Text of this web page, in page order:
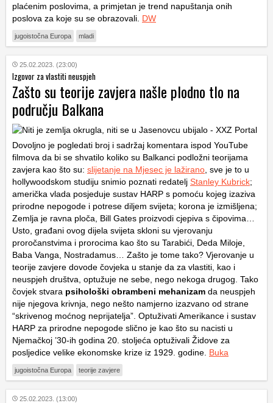
plaćenim poslovima, a primjetan je trend napuštanja onih
poslova za koje su se obrazovali. DW
jugoistočna Europa mladi
25.02.2023. (23:00)
Izgovor za vlastiti neuspjeh
Zašto su teorije zavjera našle plodno tlo na
području Balkana
Dovoljno je pogledati broj i sadržaj komentara ispod YouTube
filmova da bi se shvatilo koliko su Balkanci podložni teorijama
zavjera kao što su: slijetanje na Mjesec je lažirano , sve je to u
hollywoodskom studiju snimio poznati redatelj Stanley Kubrick;
američka vlada posjeduje sustav HARP s pomoću kojeg izaziva
prirodne nepogode i potrese diljem svijeta; korona je izmišljena;
Zemlja je ravna ploča, Bill Gates proizvodi cjepiva s čipovima…
Usto, građani ovog dijela svijeta skloni su vjerovanju
proročanstvima i prorocima kao što su Tarabići, Deda Miloje,
Baba Vanga, Nostradamus… Zašto je tome tako? Vjerovanje u
teorije zavjere dovode čovjeka u stanje da za vlastiti, kao i
neuspjeh društva, optužuje ne sebe, nego nekoga drugog. Tako
čovjek stvara psihološki obrambeni mehanizam da neuspjeh
nije njegova krivnja, nego nešto namjerno izazvano od strane
“skrivenog moćnog neprijatelja”. Optuživati Amerikance i sustav
HARP za prirodne nepogode slično je kao što su nacisti u
Njemačkoj ’30-ih godina 20. stoljeća optuživali Židove za
posljedice velike ekonomske krize iz 1929. godine. Buka
jugoistočna Europa teorije zavjere
25.02.2023. (13:00)